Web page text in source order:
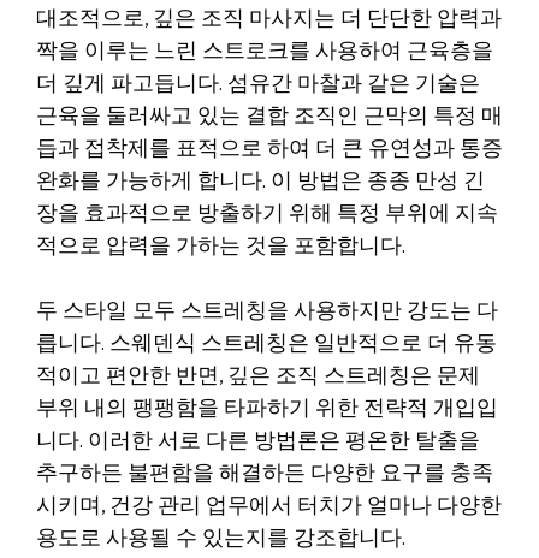
대조적으로, 깊은 조직 마사지는 더 단단한 압력과
짝을 이루는 느린 스트로크를 사용하여 근육층을
더 깊게 파고듭니다. 섬유간 마찰과 같은 기술은
근육을 둘러싸고 있는 결합 조직인 근막의 특정 매
듭과 접착제를 표적으로 하여 더 큰 유연성과 통증
완화를 가능하게 합니다. 이 방법은 종종 만성 긴
장을 효과적으로 방출하기 위해 특정 부위에 지속
적으로 압력을 가하는 것을 포함합니다.
두 스타일 모두 스트레칭을 사용하지만 강도는 다
릅니다. 스웨덴식 스트레칭은 일반적으로 더 유동
적이고 편안한 반면, 깊은 조직 스트레칭은 문제
부위 내의 팽팽함을 타파하기 위한 전략적 개입입
니다. 이러한 서로 다른 방법론은 평온한 탈출을
추구하든 불편함을 해결하든 다양한 요구를 충족
시키며, 건강 관리 업무에서 터치가 얼마나 다양한
용도로 사용될 수 있는지를 강조합니다.